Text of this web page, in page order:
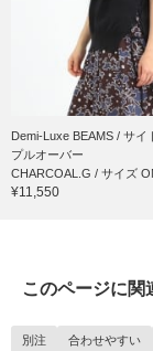
Demi-Luxe BEAMS / サイ
プルオーバー
CHARCOAL.G / サイズ
¥11,550
このページに関
別注 合わせやすい